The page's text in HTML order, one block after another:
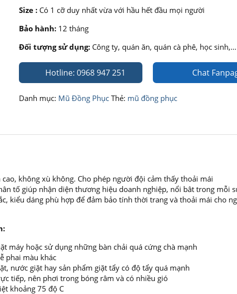
Size :Có 1 cỡ duy nhất vừa với hầu hết đầu mọi người
Bảo hành:12 tháng
Đối tượng sử dụng:Công ty, quán ăn, quán cà phê, học sinh,…
Hotline: 0968 947 251 Chat
Danh mục: Mũ Đồng Phục Thẻ: mũ đồng phục
không xù không. Cho phép người đội cảm thấy thoải mái
tố giúp nhận diện thương hiệu doanh nghiệp, nổi bât trong mỗi
kiểu dáng phù hợp để đảm bảo tính thời trang và thoải mái cho
máy hoặc sử dụng những bàn chải quá cứng chà mạnh
phai màu khác
nước giặt hay sản phẩm giặt tẩy có độ tẩy quá mạnh
tiếp, nên phơi trong bóng râm và có nhiều gió
khoảng 75 độ C